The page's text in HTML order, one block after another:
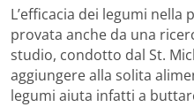
L’efficacia dei legumi nella
provata anche da una
studio, condotto dal St.
aggiungere alla solita
legumi aiuta infatti a